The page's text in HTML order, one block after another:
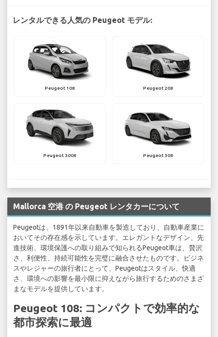
レンタルできる人気の Peugeot モデル:
Peugeot 108 Peugeot 208
Peugeot 3008 Peugeot 308
Mallorca 空港 の Peugeot レンタカーについて
Peugeotは、1891年以来自動車を製造しており、自動車産業に
おいてその存在感を示しています。エレガントなデザイン、先
進技術、環境保護への取り組みで知られるPeugeot車は、贅沢
さ、利便性、持続可能性を完璧に融合させたものです。ビジネ
スやレジャーの旅行者にとって、Peugeotはスタイル、快適
さ、環境への影響を最小限に抑えながら旅行するためのさまざ
まなモデルを提供しています。
Peugeot 108: コンパクトで効率的な
都市探索に最適